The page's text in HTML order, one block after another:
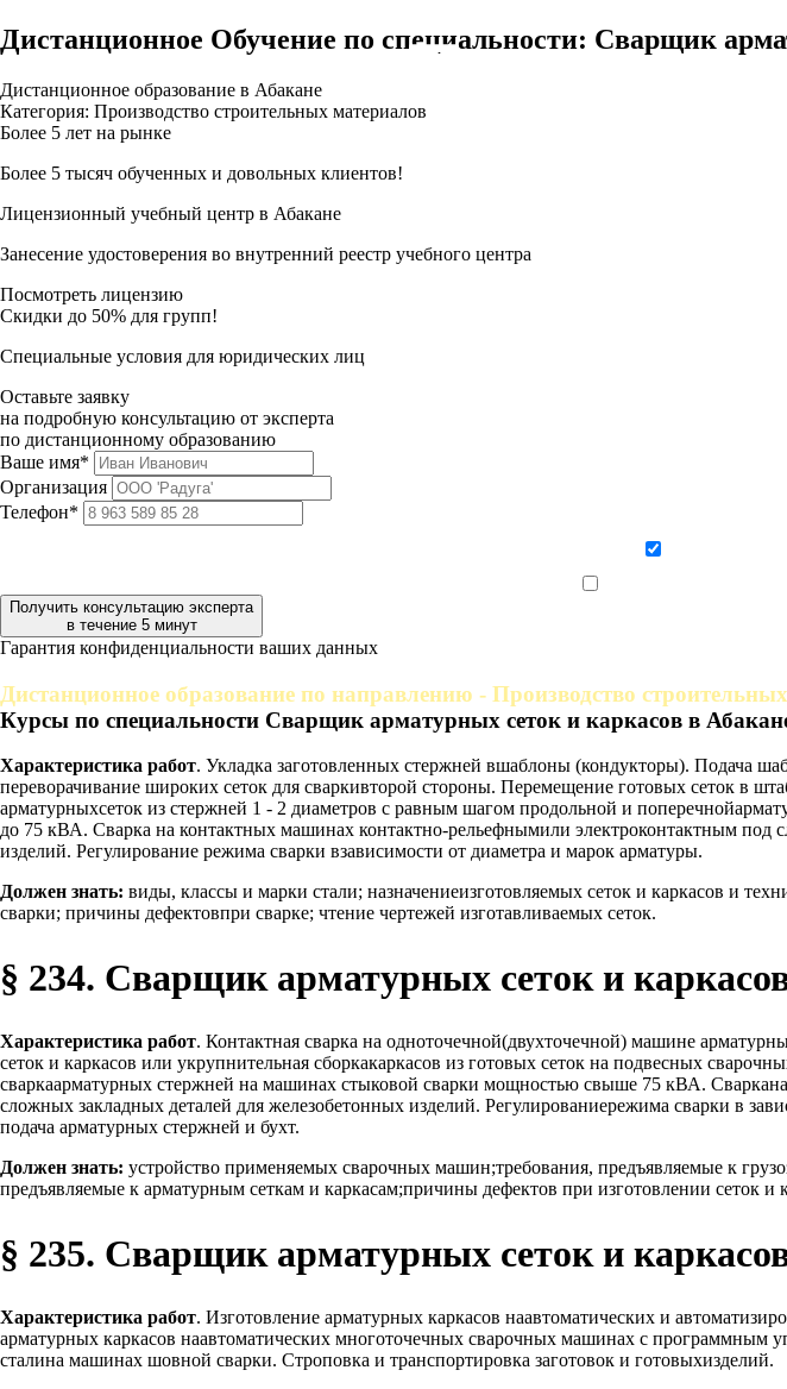
Дистанционное Обучение по специальности: Сварщик
Дистанционное образование в Абакане
Категория: Производство строительных материалов
Более 5 лет на рынке
Более 5 тысяч обученных и довольных клиентов!
Лицензионный учебный центр в Абакане
Занесение удостоверения во внутренний реестр учебного центра
Посмотреть лицензию
Скидки до 50% для групп!
Специальные условия для юридических лиц
Оставьте заявку
на подробную консультацию от эксперта
по дистанционному образованию
Ваше имя*
Организация
Телефон*
Получить консультацию эксперта
в течение 5 минут
Гарантия конфиденциальности ваших данных
Дистанционное образование по направлению - Производство
Курсы по специальности Сварщик арматурных сеток и каркасов в
Характеристика работ. Укладка заготовленных стержней вшаблоны (кондукторы). Подача
переворачивание широких сеток для сваркивторой стороны. Перемещение готовых сеток в
арматурныхсеток из стержней 1 - 2 диаметров с равным шагом продольной и
до 75 кВА. Сварка на контактных машинах контактно-рельефнымили электроконтактным под
изделий. Регулирование режима сварки взависимости от диаметра и марок арматуры.
Должен знать: виды, классы и марки стали; назначениеизготовляемых сеток и каркасов и
сварки; причины дефектовпри сварке; чтение чертежей изготавливаемых сеток.
§ 234. Сварщик арматурных сеток и
Характеристика работ. Контактная сварка на одноточечной(двухточечной) машине
сеток и каркасов или укрупнительная сборкакаркасов из готовых сеток на подвесных
сваркаарматурных стержней на машинах стыковой сварки мощностью свыше 75 кВА.
сложных закладных деталей для железобетонных изделий. Регулированиережима сварки в
подача арматурных стержней и бухт.
Должен знать: устройство применяемых сварочных машин;требования, предъявляемые к
предъявляемые к арматурным сеткам и каркасам;причины дефектов при изготовлении сеток и
§ 235. Сварщик арматурных сеток и
Характеристика работ. Изготовление арматурных каркасов наавтоматических и
арматурных каркасов наавтоматических многоточечных сварочных машинах с программным
сталина машинах шовной сварки. Строповка и транспортировка заготовок и готовыхизделий.